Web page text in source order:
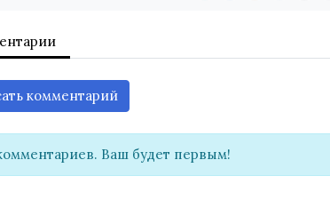
комментарий
Ваш будет первым!